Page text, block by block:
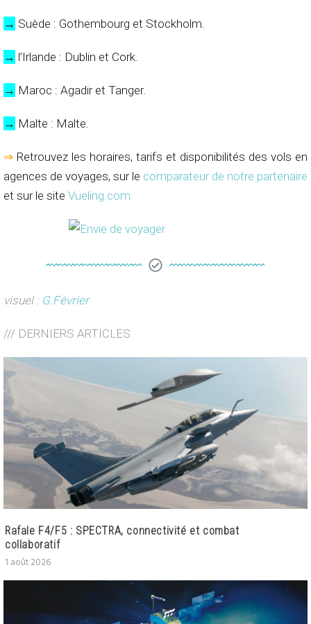
→ Suède : Gothembourg et Stockholm.
→ l’Irlande : Dublin et Cork.
→ Maroc : Agadir et Tanger.
→ Malte : Malte.
⇒ Retrouvez les horaires, tarifs et disponibilités des vols en
agences de voyages, sur le comparateur de notre partenaire
et sur le site Vueling.com
visuel : G.Février
/// DERNIERS ARTICLES
Rafale F4/F5 : SPECTRA, connectivité et combat
collaboratif
1 août 2026